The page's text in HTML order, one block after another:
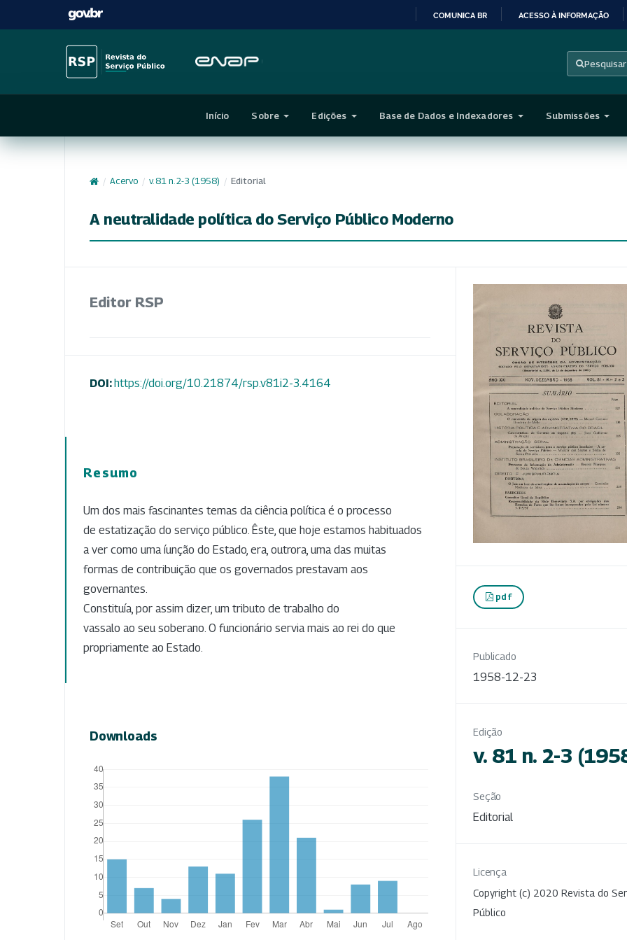
CONTEÚDO
COMUNICA BR ACESSO À INFORMAÇÃO
Pesquisar
Início Sobre Edições Base de Dados e Indexadores Submissões
/ Acervo / v. 81 n. 2-3 (1958) / Editorial
A neutralidade política do Serviço Público Moderno
Editor RSP
DOI:https://doi.org/10.21874/rsp.v81i2-3.4164
Resumo
Um dos mais fascinantes temas da ciência política é o processo
de estatização do serviço público. Êste, que hoje estamos habituados
a ver como uma íunção do Estado, era, outrora, uma das muitas
formas de contribuição que os governados prestavam aos
governantes.
Constituía, por assim dizer, um tributo de trabalho do
vassalo ao seu soberano. O funcionário servia mais ao rei do que
propriamente ao Estado.
Downloads
pdf
Publicado
1958-12-23
Edição
v. 81 n. 2-3
Seção
Editorial
Licença
Copyright (c) 2020 Revista do
Público